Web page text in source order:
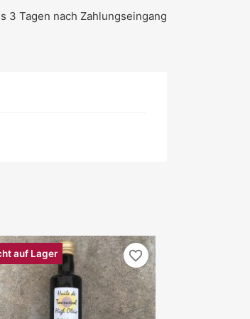
3 Tagen nach Zahlungseingang
auf Lager favorite_border